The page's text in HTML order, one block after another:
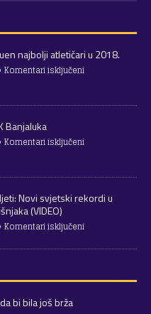
najbolji atletičari u 2018.
Komentari isključeni
Banjaluka
Komentari isključeni
Novi svjetski rekordi u
(VIDEO)
Komentari isključeni
bi bila još brža